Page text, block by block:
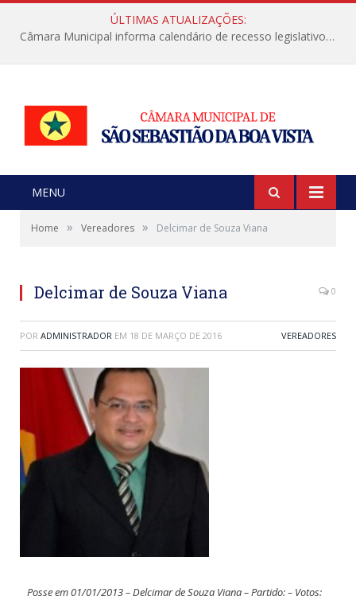
ÚLTIMAS ATUALIZAÇÕES:
Câmara Municipal informa calendário de recesso legislativo de julho
MENU
Home » Vereadores » Delcimar de Souza Viana
Delcimar de Souza Viana 0
POR ADMINISTRADOR EM 18 DE MARÇO DE 2016 VEREADORES
Posse em 01/01/2013 – Delcimar de Souza Viana – Partido: – Votos: